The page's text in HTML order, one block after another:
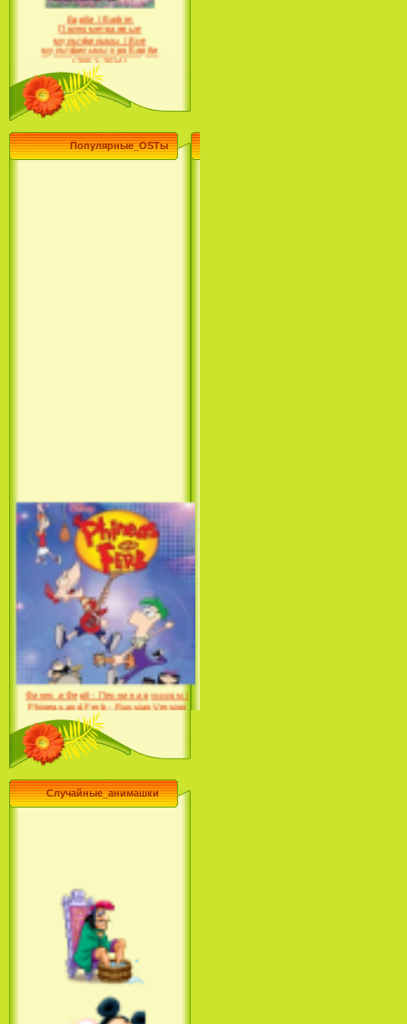
Барби / Barbie:
Полнометражные
мультфильмы / Все
мультфильмы про Барби
(2001-2014)
Фархат: Принц Персии /
Farhat: The Prince of the
Desert (сериал) (2004)
Лило и Стич: Сериал (2
Русалочка: Начало истории
Ариэль / The Little Mermaid:
Популярные_OSTы
Финес и Ферб - Песни на русском /
Phineas and Ferb - Russian Version
(2009-2011)
Лучшее песни из мультфильмов
Диснея / Best Of Disney [Star Edition]
(1999)
Случайные_анимашки